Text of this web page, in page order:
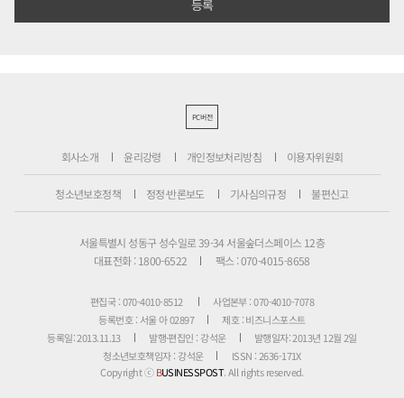
PC버전
회사소개 윤리강령 개인정보처리방침 이용자위원회
청소년보호정책 정정·반론보도 기사심의규정 불편신고
서울특별시 성동구 성수일로 39-34 서울숲더스페이스 12층
대표전화 : 1800-6522
팩스 : 070-4015-8658
편집국 : 070-4010-8512
사업본부 : 070-4010-7078
등록번호 : 서울 아 02897
제호 : 비즈니스포스트
등록일: 2013.11.13
발행·편집인 : 강석운
발행일자: 2013년 12월 2일
청소년보호책임자 : 강석운
ISSN : 2636-171X
Copyright ⓒBUSINESSPOST. All rights reserved.